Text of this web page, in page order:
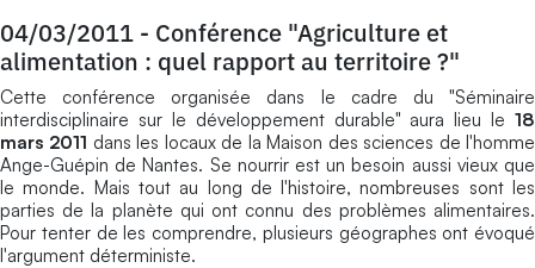
04/03/2011 - Conférence "Agriculture et
alimentation : quel rapport au territoire ?"
Cette conférence organisée dans le cadre du "Séminaire
interdisciplinaire sur le développement durable" aura lieu le 18
mars 2011 dans les locaux de la Maison des sciences de l'homme
Ange-Guépin de Nantes. Se nourrir est un besoin aussi vieux que
le monde. Mais tout au long de l'histoire, nombreuses sont les
parties de la planète qui ont connu des problèmes alimentaires.
Pour tenter de les comprendre, plusieurs géographes ont évoqué
l'argument déterministe.